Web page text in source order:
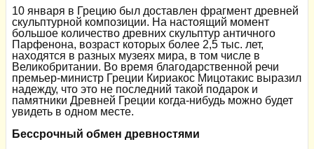
10 января в Грецию был доставлен фрагмент древней
скульптурной композиции. На настоящий момент
большое количество древних скульптур античного
Парфенона, возраст которых более 2,5 тыс. лет,
находятся в разных музеях мира, в том числе в
Великобритании. Во время благодарственной речи
премьер-министр Греции Кириакос Мицотакис выразил
надежду, что это не последний такой подарок и
памятники Древней Греции когда-нибудь можно будет
увидеть в одном месте.
Бессрочный обмен древностями